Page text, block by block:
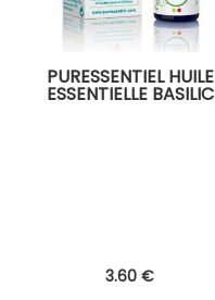
PURESSENTIEL HUILE
ESSENTIELLE BASILIC
3.60 €